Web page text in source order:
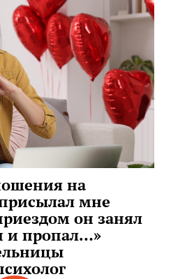
на
мне
он занял
и пропал…»